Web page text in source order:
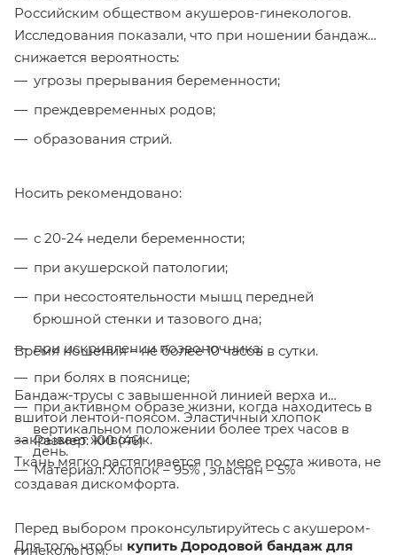
Российским обществом акушеров-гинекологов.
Исследования показали, что при ношении бандажа
снижается вероятность:
угрозы прерывания беременности;
преждевременных родов;
образования стрий.
Носить рекомендовано:
с 20-24 недели беременности;
при акушерской патологии;
при несостоятельности мышц передней
брюшной стенки и тазового дна;
при искривлении позвоночника;
при болях в пояснице;
при активном образе жизни, когда находитесь в
вертикальном положении более трех часов в
день.
Время ношения – не более 10 часов в сутки.
Бандаж-трусы с завышенной линией верха и
вшитой лентой-поясом. Эластичный хлопок
закрывает животик.
Ткань мягко растягивается по мере роста живота, не
создавая дискомфорта.
Перед выбором проконсультируйтесь с акушером-
гинекологом.
Размер: 100 (46)
Материал: Хлопок – 95% , эластан – 5%
Для того, чтобы купить Дородовой бандаж для